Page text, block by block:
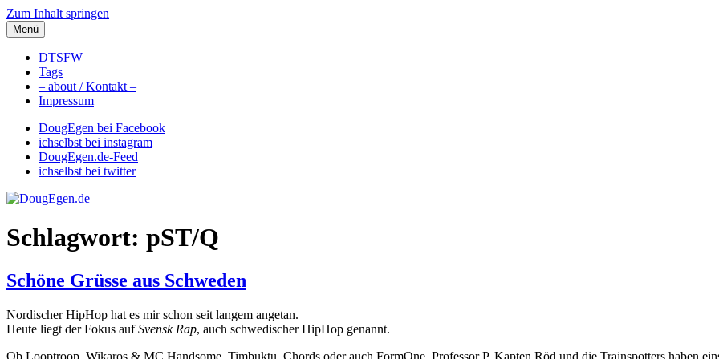
Zum Inhalt springen
DougEgen.de
Musik, Gedanken und Informationen / Ich bin Doug Egen!
Menü
DTSFW
Tags
– about / Kontakt –
Impressum
DougEgen bei Facebook
ichselbst bei instagram
DougEgen.de-Feed
ichselbst bei twitter
Schlagwort: pST/Q
Schöne Grüsse aus Schweden
Nordischer HipHop hat es mir schon seit langem angetan.
Heute liegt der Fokus aufSvensk Rap, auch schwedischer HipHop genannt.
Ob Looptroop, Wikaros & MC Handsome, Timbuktu, Chords oder auch FormOne, Professor P, Kapten Röd und die Trainspotters haben